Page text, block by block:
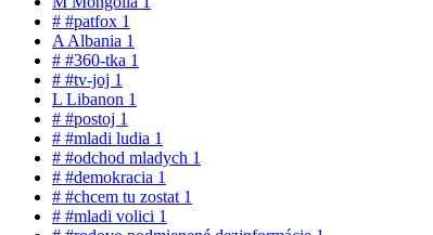
# #patfox 1
A Albania 1
# #360-tka 1
# #tv-joj 1
L Libanon 1
# #postoj 1
# #mladi ludia 1
# #odchod mladych 1
# #demokracia 1
# #chcem tu zostat 1
# #mladi volici 1